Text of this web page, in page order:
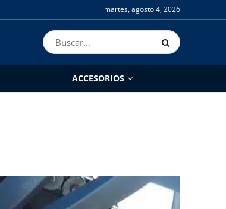
martes, agosto 4, 2026
ACCESORIOS